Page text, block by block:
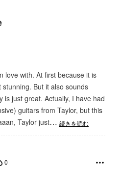
love with. At first because it is
But it also sounds
is just great. Actually, I have had
guitars from Taylor, but this
Taylor just… 続きを読む
0